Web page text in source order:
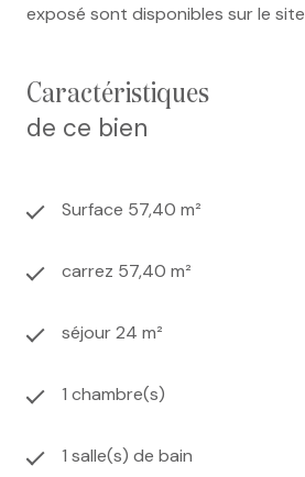
exposé sont disponibles sur le site
caractéristiques
de ce bien
Surface 57,40 m²
carrez 57,40 m²
séjour 24 m²
1 chambre(s)
1 salle(s) de bain